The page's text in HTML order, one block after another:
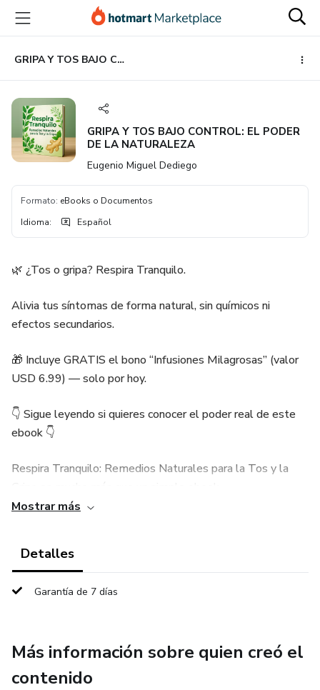
principal
página
de
página
GRIPA Y TOS BAJO CONTROL: EL PODER DE LA NATURALEZA
GRIPA Y TOS BAJO CONTROL: EL PODER
DE LA NATURALEZA
Eugenio Miguel Dediego
Formato: eBooks o Documentos
Idioma: Español
🌿 ¿Tos o gripa? Respira Tranquilo.
Alivia tus síntomas de forma natural, sin químicos ni
efectos secundarios.
🎁 Incluye GRATIS el bono “Infusiones Milagrosas” (valor
USD 6.99) — solo por hoy.
👇 Sigue leyendo si quieres conocer el poder real de este
ebook 👇
Respira Tranquilo: Remedios Naturales para la Tos y la
buscan una alternativa efectiva a los medicamentos
💚 Infusiones Milagrosas: Bebidas Naturales para Aliviar la
Tos y la Congestión
Mostrar más
Detalles
Garantía de 7 días
Más información sobre quien creó el
contenido